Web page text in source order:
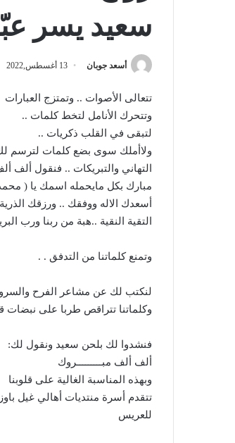
سعيد يسر
أسعد جوبان 13 أغسطس,2022
تتعالى الأصوات .. وتمتزج العبارات
وتتحرك الأنامل لتخط كلمات ..
لتبقى في القلب ذكريات ..
ولاأملك سوى بضع كلمات لترسم
التهاني والتبريكات .. فنقول ألف
مبارك بكل مايحمله اسمك يا (
أسعدك الاله ووفقك .. ورزقك
التقية النقية ..هبة من ربنا ورب
وتمنع كلماتنا من التدفق . .
لنكتب لك عن مشاعر الفرح
وكلماتنا تتراقص طربا على نبضات
فنشدوا لك بلحن سعيد ونقول لك:
ألف ألف مبـــــــــروك
وبهذه المناسبة الغالية على قلوبنا
تتقدم أسرة منتديات أهالي غيل
للعريس